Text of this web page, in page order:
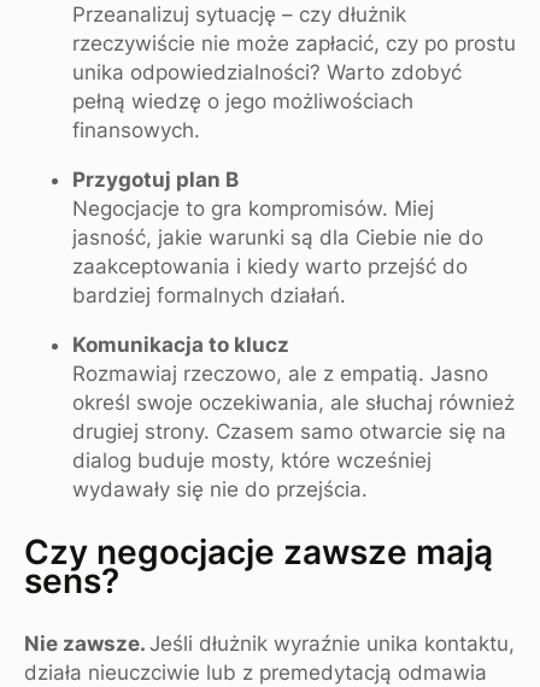
Przeanalizuj sytuację – czy dłużnik
rzeczywiście nie może zapłacić, czy po prostu
unika odpowiedzialności? Warto zdobyć
pełną wiedzę o jego możliwościach
finansowych.
Przygotuj plan B
Negocjacje to gra kompromisów. Miej
jasność, jakie warunki są dla Ciebie nie do
zaakceptowania i kiedy warto przejść do
bardziej formalnych działań.
Komunikacja to klucz
Rozmawiaj rzeczowo, ale z empatią. Jasno
określ swoje oczekiwania, ale słuchaj również
drugiej strony. Czasem samo otwarcie się na
dialog buduje mosty, które wcześniej
wydawały się nie do przejścia.
Czy negocjacje zawsze mają
sens?
Nie zawsze. Jeśli dłużnik wyraźnie unika kontaktu,
działa nieuczciwie lub z premedytacją odmawia